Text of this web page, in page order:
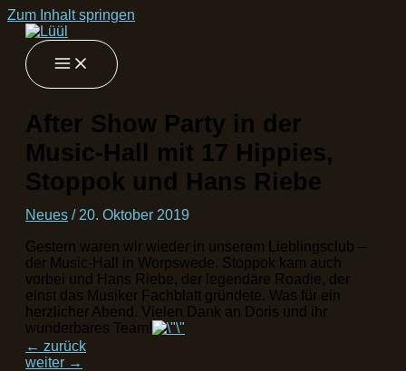
Zum Inhalt springen
After Show Party in der
Music-Hall mit 17 Hippies,
Stoppok und Hans Riebe
Neues / 20. Oktober 2019
Gestern waren wir wieder in unserem Lieblingsclub –
der Music-Hall in Worpswede. Stoppok kam auch
vorbei und Hans Riebe, der legendäre Roadie, der
einst das Musiker Fachblatt gründete. Was für ein
herzlicher Abend. Vielen Dank an Doris und ihr
wunderbares Team!
← zurück
weiter →